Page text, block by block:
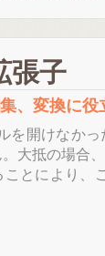
張子
、変換に役
を開けなか
大抵の場合
とにより、